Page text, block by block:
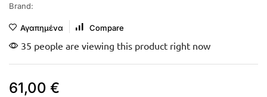
Brand:
Αγαπημένα Compare
35 people are viewing this product right now
61,00 €